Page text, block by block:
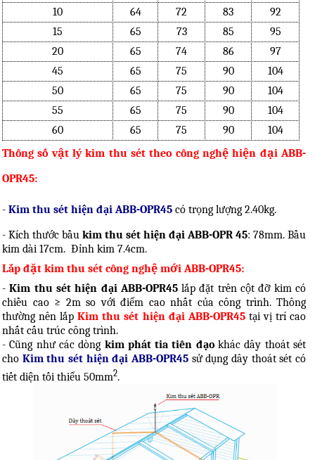
10
64 72 83
92
15
65 73 85
95
20
65 74 86
97
45
65 75 90
104
50
65 75 90
104
55
65 75 90
104
60
65 75 90
104
Thông số vật lý kim thu sét theo công nghệ hiện đại ABB-
OPR45:
- Kim thu sét hiện đại ABB-OPR45 có trọng lượng 2.40kg.
- Kích thước bầu kim thu sét hiện đại ABB-OPR 45: 78mm. Bầu
kim dài 17cm. Đỉnh kim 7.4cm.
Lắp đặt kim thu sét công nghệ mới ABB-OPR45:
-Kim thu sét hiện đại ABB-OPR45 lắp đặt trên cột đỡ kim có
chiều cao ≥ 2m so với điểm cao nhất của công trình. Thông
thường nên lắpKim thu sét hiện đại ABB-OPR45tại vị trí cao
nhất cấu trúc công trình.
- Cũng như các dòng kim phát tia tiên đạokhác dây thoát sét
cho Kim thu sét hiện đạiABB-OPR45 sử dụng dây thoát sét có
tiết diện tối thiểu 50mm2.